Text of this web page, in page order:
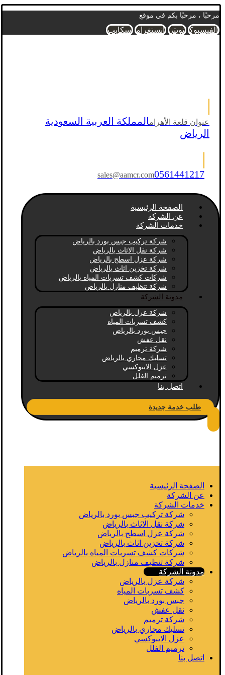
مرحبًا ، مرحبًا بكم في موقع
الفيسبوك تويتر انستغرام سكايب
عنوان قلعة الأهرامالمملكة العربية السعودية
الرياض
sales@aamcr.com0561441217
الصفحة الرئيسية
عن الشركة
خدمات الشركة
شركة تركيب جبس بورد بالرياض
شركة نقل الاثاث بالرياض
شركة عزل اسطح بالرياض
شركة تخزين اثاث بالرياض
شركات كشف تسربات المياه بالرياض
شركة تنظيف منازل بالرياض
مدونة الشركة
شركة عزل بالرياض
كشف تسربات المياه
جبس بورد بالرياض
نقل عفش
شركة ترميم
تسليك مجاري بالرياض
عزل الايبوكسي
ترميم الفلل
اتصل بنا
طلب خدمة جديدة
الصفحة الرئيسية
عن الشركة
خدمات الشركة
شركة تركيب جبس بورد بالرياض
شركة نقل الاثاث بالرياض
شركة عزل اسطح بالرياض
شركة تخزين اثاث بالرياض
شركات كشف تسربات المياه بالرياض
شركة تنظيف منازل بالرياض
مدونة الشركة
شركة عزل بالرياض
كشف تسربات المياه
جبس بورد بالرياض
نقل عفش
شركة ترميم
تسليك مجاري بالرياض
عزل الايبوكسي
ترميم الفلل
اتصل بنا